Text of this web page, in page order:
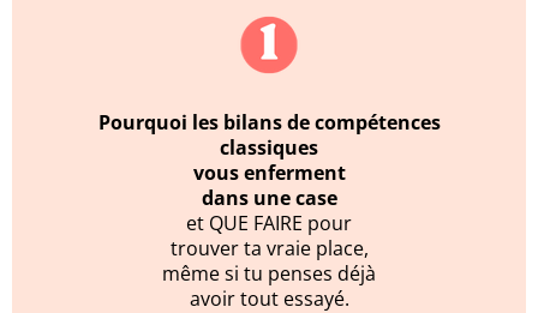
Pourquoi les bilans de compétences
classiques
vous enferment
dans une case
et QUE FAIRE pour
trouver ta vraie place,
même si tu penses déjà
avoir tout essayé.